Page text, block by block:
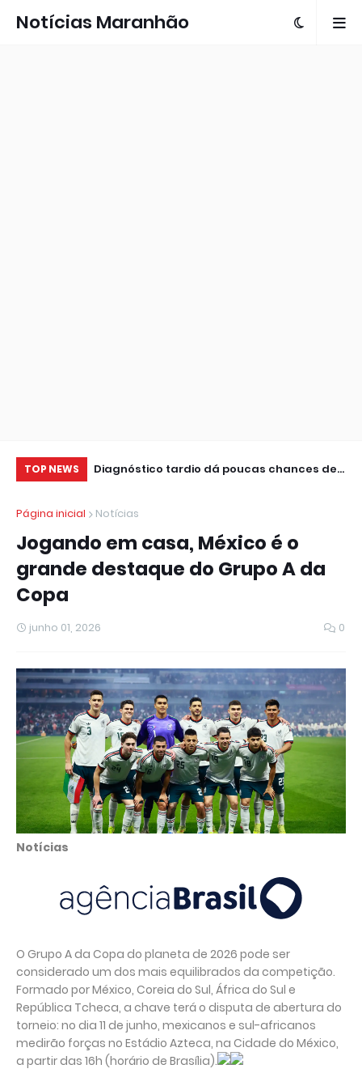
Notícias Maranhão
TOP NEWS
são
Diagnóstico tardio dá poucas chances de
Página inicial
Notícias
Jogando em casa, México é o
grande destaque do Grupo A da
Copa
junho 01, 2026 0
Notícias
O Grupo A da Copa do planeta de 2026 pode ser
considerado um dos mais equilibrados da competição.
Formado por México, Coreia do Sul, África do Sul e
República Tcheca, a chave terá o disputa de abertura do
torneio: no dia 11 de junho, mexicanos e sul-africanos
medirão forças no Estádio Azteca, na Cidade do México,
a partir das 16h (horário de Brasília).